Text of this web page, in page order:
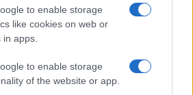
to enable storage
like cookies on web or
apps.
to enable storage
of the website or app.